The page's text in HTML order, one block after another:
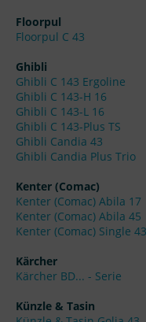
Floorpul
Floorpul C 43
Ghibli
Ghibli C 143 Ergoline
Ghibli C 143-H 16
Ghibli C 143-L 16
Ghibli C 143-Plus TS
Ghibli Candia 43
Ghibli Candia Plus Trio
Kenter (Comac)
Kenter (Comac) Abila 17
Kenter (Comac) Abila 45
Kenter (Comac) Single
Kärcher
Kärcher BD... - Serie
Künzle & Tasin